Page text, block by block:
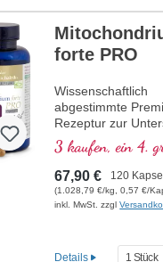
forte PRO
Wissenschaftlich
abgestimmte
Rezeptur zur
des
Zellgesundheit
Zellatmung in den
Mitochondrien.
Resveratrol, OPC,
3 kaufen, ein 4.
67,90 € 120
(1.028,79 €/kg, 0,57 €/
inkl. MwSt. zzgl
Details